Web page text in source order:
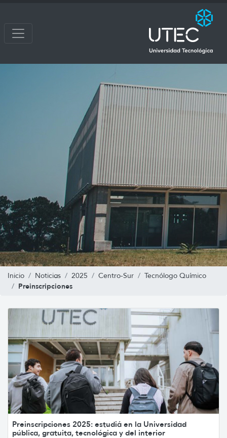
Inicio Noticias 2025 Centro-Sur Tecnólogo Químico
Preinscripciones
Preinscripciones 2025: estudiá en la Universidad
pública, gratuita, tecnológica y del interior